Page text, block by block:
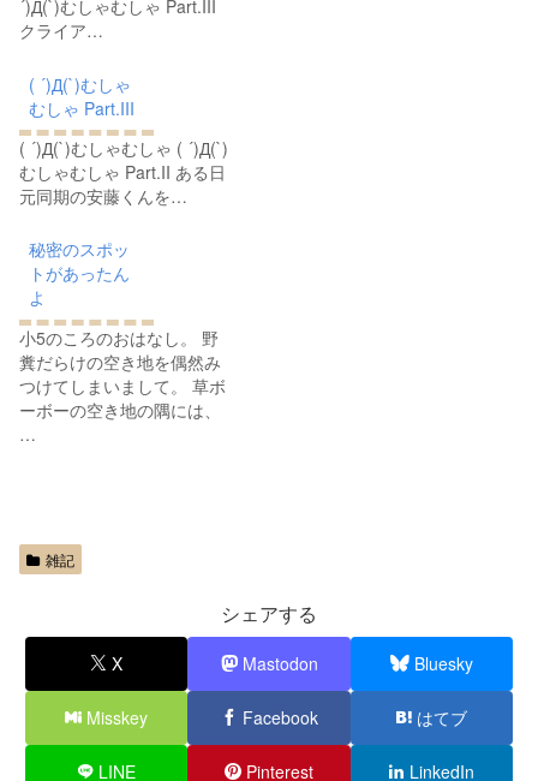
´)Д(`)むしゃむしゃ Part.III
クライア…
( ´)Д(`)むしゃ
むしゃ Part.III
( ´)Д(`)むしゃむしゃ ( ´)Д(`)
むしゃむしゃ Part.II ある日
元同期の安藤くんを…
秘密のスポッ
トがあったん
よ
小5のころのおはなし。 野
糞だらけの空き地を偶然み
つけてしまいまして。 草ボ
ーボーの空き地の隅には、
…
雑記
シェアする
X Mastodon Bluesky
Misskey Facebook はてブ
LINE Pinterest LinkedIn